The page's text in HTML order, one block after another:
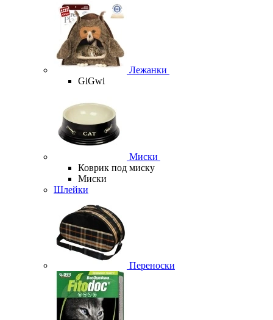
Лежанки
GiGwi
Миски
Коврик под миску
Миски
Шлейки
Переноски